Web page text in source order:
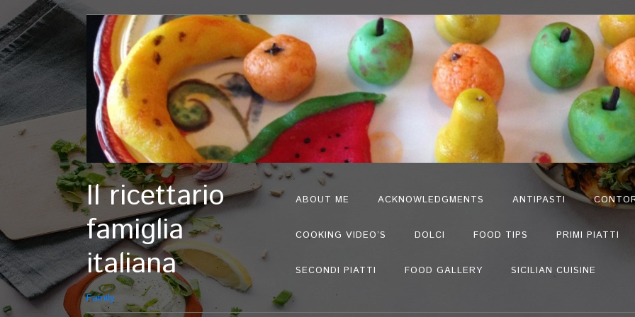
Il ricettario
famiglia
italiana
Family
ABOUT ME ACKNOWLEDGMENTS ANTIPASTI
COOKING VIDEO’S DOLCI FOOD TIPS PRIMI PIATTI
SECONDI PIATTI FOOD GALLERY SICILIAN CUISINE